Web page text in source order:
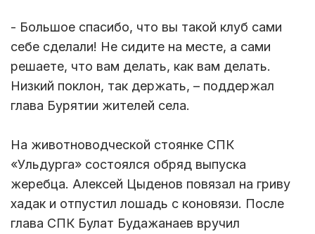
- Большое спасибо, что вы такой клуб сами
себе сделали! Не сидите на месте, а сами
решаете, что вам делать, как вам делать.
Низкий поклон, так держать, – поддержал
глава Бурятии жителей села.
На животноводческой стоянке СПК
«Ульдурга» состоялся обряд выпуска
жеребца. Алексей Цыденов повязал на гриву
хадак и отпустил лошадь с коновязи. После
глава СПК Булат Будажанаев вручил